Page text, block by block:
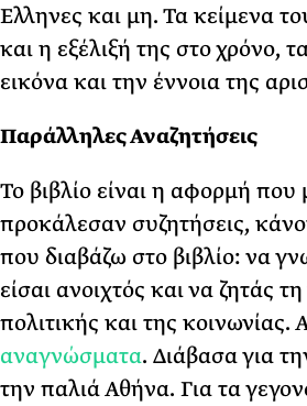
Έλληνες και μη. Τα κείμενα
και η εξέλιξή της στο
εικόνα και την έννοια της
Παράλληλες Αναζητήσεις
Το βιβλίο είναι η αφορμή
προκάλεσαν συζητήσεις,
που διαβάζω στο βιβλίο: να
είσαι ανοιχτός και να ζητάς
πολιτικής και της
αναγνώσματα. Διάβασα για
την παλιά Αθήνα. Για τα